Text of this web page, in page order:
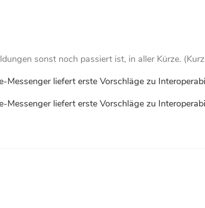
sonst noch passiert ist, in aller Kürze.
Messenger liefert erste Vorschläge zu
Messenger liefert erste Vorschläge zu